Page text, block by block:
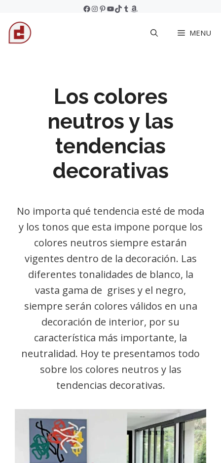
content
Facebook
Instagram
Pinterest
YouTube
TikTok
Tumblr
Amazon
MENU
Los colores
neutros y las
tendencias
decorativas
No importa qué tendencia esté de moda
y los tonos que esta impone porque los
colores neutros siempre estarán
vigentes dentro de la decoración. Las
diferentes tonalidades de blanco, la
vasta gama de grises y el negro,
siempre serán colores válidos en una
decoración de interior, por su
característica más importante, la
neutralidad. Hoy te presentamos todo
sobre los colores neutros y las
tendencias decorativas.